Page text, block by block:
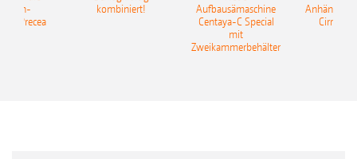
Precea
kombiniert!
Aufbausämaschine
Centaya-C Special
mit
Zweikammerbehälter
Cirrus